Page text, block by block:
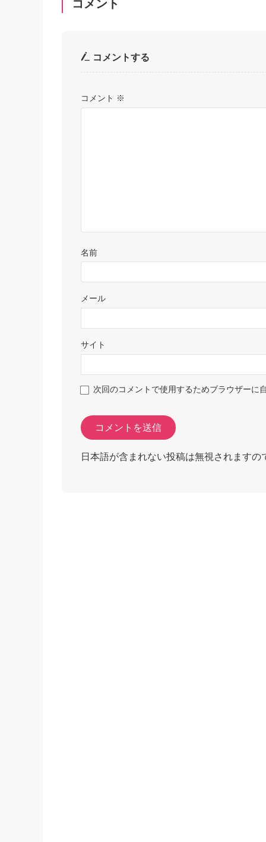
コメント
コメントする
コメント ※
名前
メール
サイト
次回のコメントで使用するためブラウザーに
日本語が含まれない投稿は無視されます